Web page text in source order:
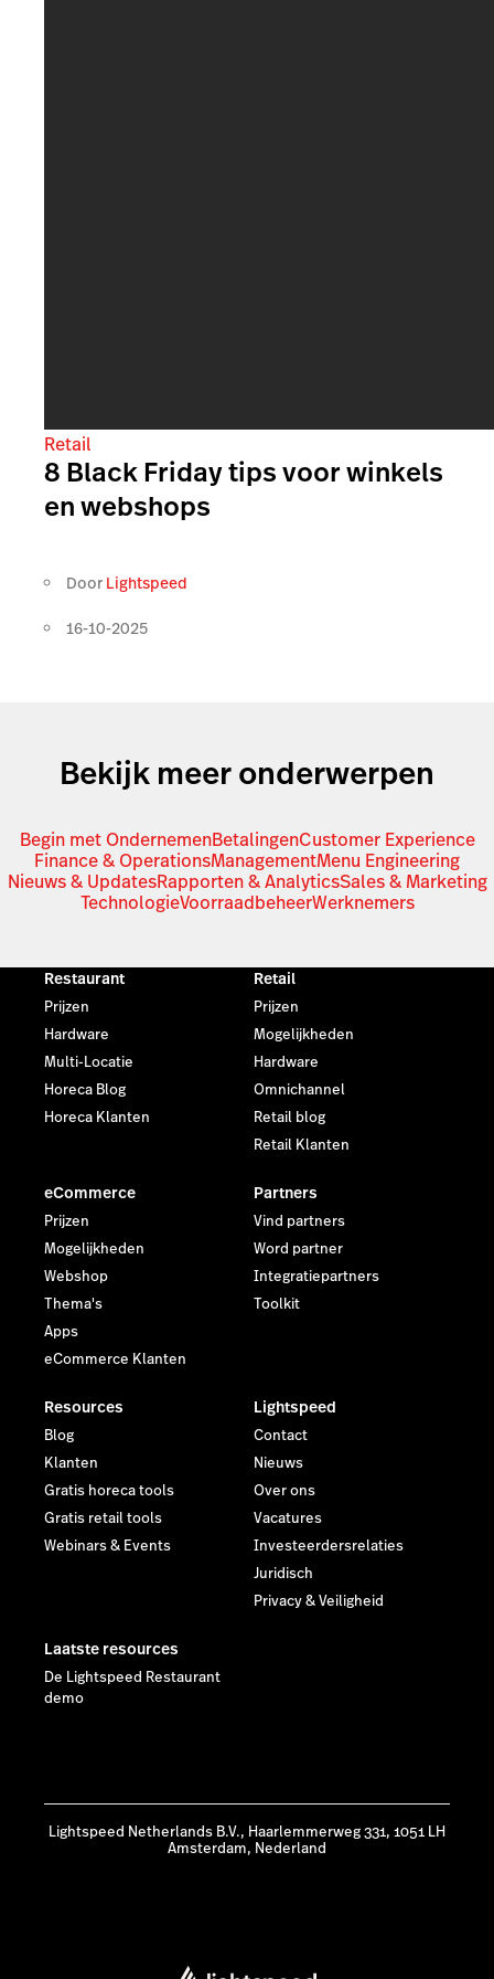
Retail
8 Black Friday tips voor winkels
en webshops
Door Lightspeed
16-10-2025
Bekijk meer onderwerpen
Begin met OndernemenBetalingenCustomer Experience
Finance & OperationsManagementMenu Engineering
Nieuws & UpdatesRapporten & AnalyticsSales & Marketing
TechnologieVoorraadbeheerWerknemers
Restaurant
Prijzen
Hardware
Multi-Locatie
Horeca Blog
Horeca Klanten
Retail
Prijzen
Mogelijkheden
Hardware
Omnichannel
Retail blog
Retail Klanten
eCommerce
Prijzen
Mogelijkheden
Webshop
Thema's
Apps
eCommerce Klanten
Partners
Vind partners
Word partner
Integratiepartners
Toolkit
Resources
Blog
Klanten
Gratis horeca tools
Gratis retail tools
Webinars & Events
Lightspeed
Contact
Nieuws
Over ons
Vacatures
Investeerdersrelaties
Juridisch
Privacy & Veiligheid
Laatste resources
De Lightspeed Restaurant
demo
Lightspeed Netherlands B.V., Haarlemmerweg 331, 1051 LH
Amsterdam, Nederland